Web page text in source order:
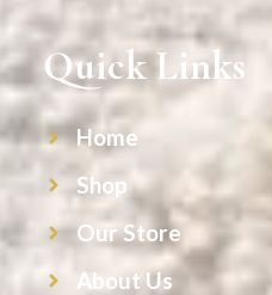
Quick Links
Home
Shop
Our Store
About Us